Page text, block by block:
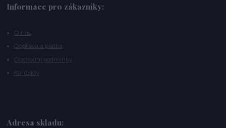
Informace pro zákazníky:
O nás
Doprava a platba
Obchodní podmínky
Kontakty
Adresa skladu: